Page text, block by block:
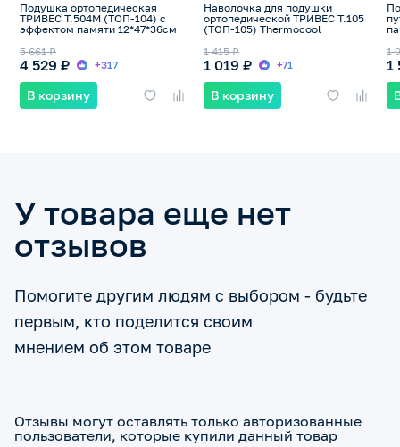
Подушка ортопедическая
ТРИВЕС Т.504М (ТОП-104) с
эффектом памяти 12*47*36см
4 529 ₽
5 661 ₽
+317
В корзину
Наволочка для подушки
ортопедической ТРИВЕС Т.105
(ТОП-105) Thermocool
1 019 ₽
1 415 ₽
+71
В корзину
1
1
У товара еще нет
отзывов
Помогите другим людям с выбором - будьте
первым, кто поделится своим
мнением об этом товаре
Отзывы могут оставлять только авторизованные
пользователи, которые купили данный товар